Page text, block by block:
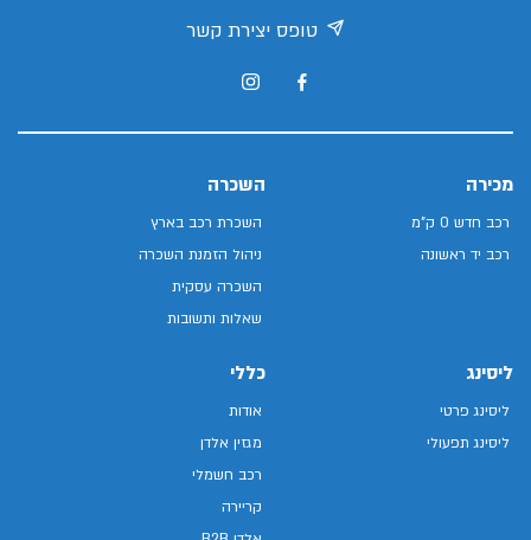
טופס יצירת קשר
מכירה
רכב חדש 0 ק"מ
רכב יד ראשונה
השכרה
השכרת רכב בארץ
ניהול הזמנת השכרה
השכרה עסקית
שאלות ותשובות
ליסינג
ליסינג פרטי
ליסינג תפעולי
כללי
אודות
מגזין אלדן
רכב חשמלי
קריירה